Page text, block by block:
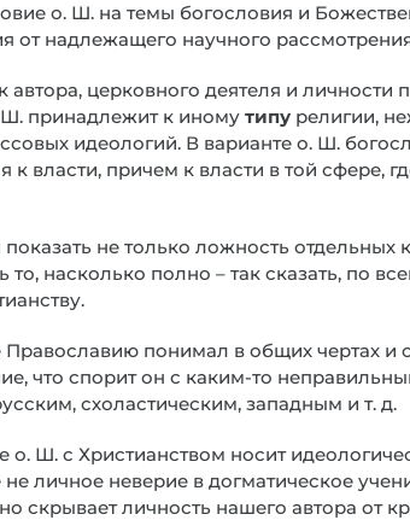
о. Ш. на темы богословия и
от надлежащего научного
церковного деятеля и личности
принадлежит к иному типу религии,
идеологий. В варианте о. Ш.
к власти, причем к власти в той сфере,
не только ложность отдельных
насколько полно – так сказать, по
Православию понимал в общих чертах и
что спорит он с каким-то
схоластическим, западным и т. д.
Ш. с Христианством носит
личное неверие в догматическое
скрывает личность нашего автора от